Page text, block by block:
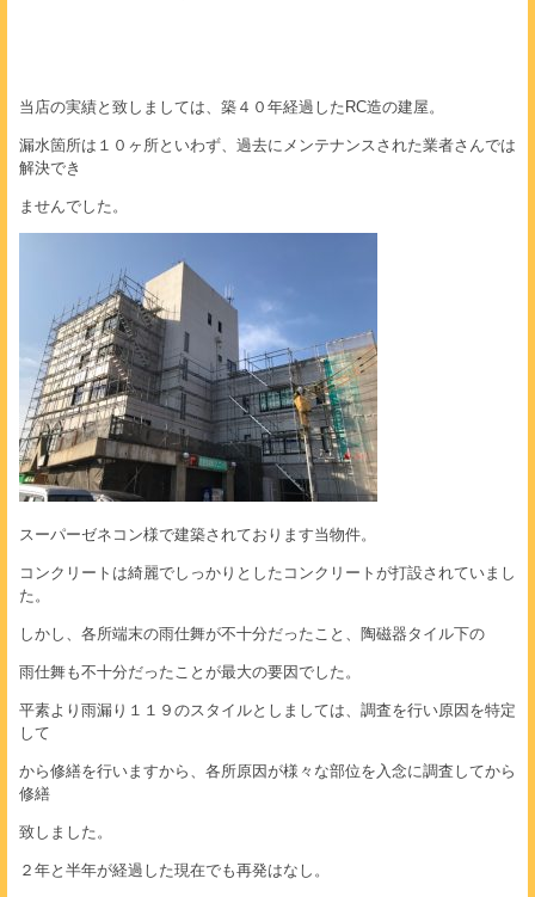
当店の実績と致しましては、築４０年経過したRC造の建屋。
漏水箇所は１０ヶ所といわず、過去にメンテナンスされた業者さんでは
解決でき
ませんでした。
スーパーゼネコン様で建築されております当物件。
コンクリートは綺麗でしっかりとしたコンクリートが打設されていまし
た。
しかし、各所端末の雨仕舞が不十分だったこと、陶磁器タイル下の
雨仕舞も不十分だったことが最大の要因でした。
平素より雨漏り１１９のスタイルとしましては、調査を行い原因を特定
して
から修繕を行いますから、各所原因が様々な部位を入念に調査してから
修繕
致しました。
２年と半年が経過した現在でも再発はなし。